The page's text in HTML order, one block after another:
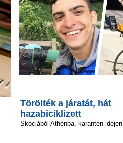
Törölték a járatát, hát
hazabiciklizett
Skóciából Athénba, karantén idején